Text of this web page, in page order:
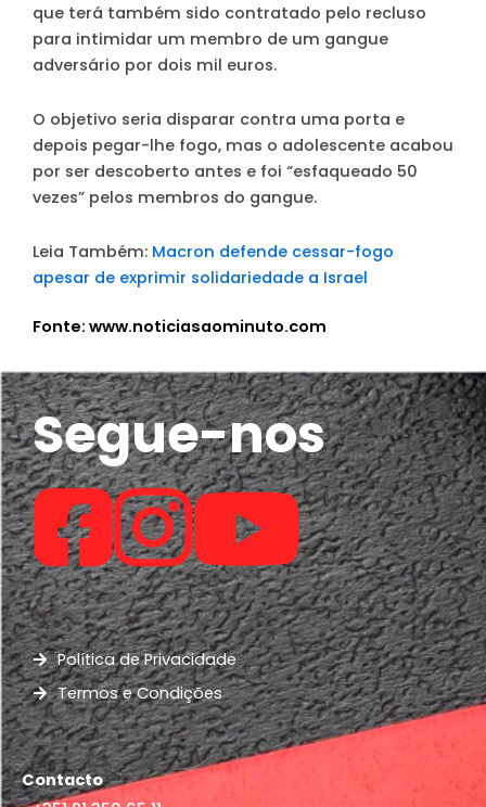
que terá também sido contratado pelo recluso
para intimidar um membro de um gangue
adversário por dois mil euros.
O objetivo seria disparar contra uma porta e
depois pegar-lhe fogo, mas o adolescente acabou
por ser descoberto antes e foi “esfaqueado 50
vezes” pelos membros do gangue.
Leia Também: Macron defende cessar-fogo
apesar de exprimir solidariedade a Israel
Fonte: www.noticiasaominuto.com
Segue-nos
Política de Privacidade
Termos e Condições
Contacto